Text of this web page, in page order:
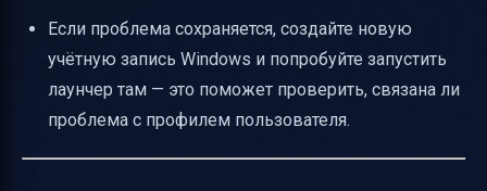
Если проблема сохраняется, создайте новую
учётную запись Windows и попробуйте запустить
лаунчер там — это поможет проверить, связана ли
проблема с профилем пользователя.